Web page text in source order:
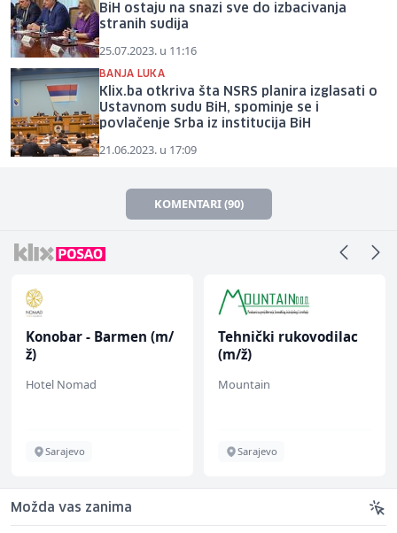
BiH ostaju na snazi sve do izbacivanja
stranih sudija
25.07.2023. u 11:16
BANJA LUKA
Klix.ba otkriva šta NSRS planira izglasati o
Ustavnom sudu BiH, spominje se i
povlačenje Srba iz institucija BiH
21.06.2023. u 17:09
KOMENTARI (90)
Konobar - Barmen (m/
ž)
Hotel Nomad
Sarajevo
Tehnički rukovodilac
(m/ž)
Mountain
Sarajevo
Možda vas zanima